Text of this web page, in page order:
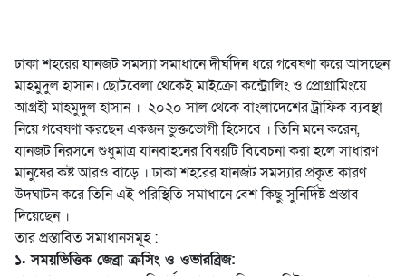
ঢাকা শহরের যানজট সমস্যা সমাধানে দীর্ঘদিন ধরে গবেষণা করে আসছেন
মাহমুদুল হাসান। ছোটবেলা থেকেই মাইক্রো কন্ট্রোলিং ও প্রোগ্রামিংয়ে
আগ্রহী মাহমুদুল হাসান । ২০২০ সাল থেকে বাংলাদেশের ট্রাফিক ব্যবস্থা
নিয়ে গবেষণা করছেন একজন ভুক্তভোগী হিসেবে । তিনি মনে করেন,
যানজট নিরসনে শুধুমাত্র যানবাহনের বিষয়টি বিবেচনা করা হলে সাধারণ
মানুষের কষ্ট আরও বাড়ে । ঢাকা শহরের যানজট সমস্যার প্রকৃত কারণ
উদঘাটন করে তিনি এই পরিস্থিতি সমাধানে বেশ কিছু সুনির্দিষ্ট প্রস্তাব
দিয়েছেন ।
তার প্রস্তাবিত সমাধানসমূহ :
১. সময়ভিত্তিক জেব্রা ক্রসিং ও ওভারব্রিজ: